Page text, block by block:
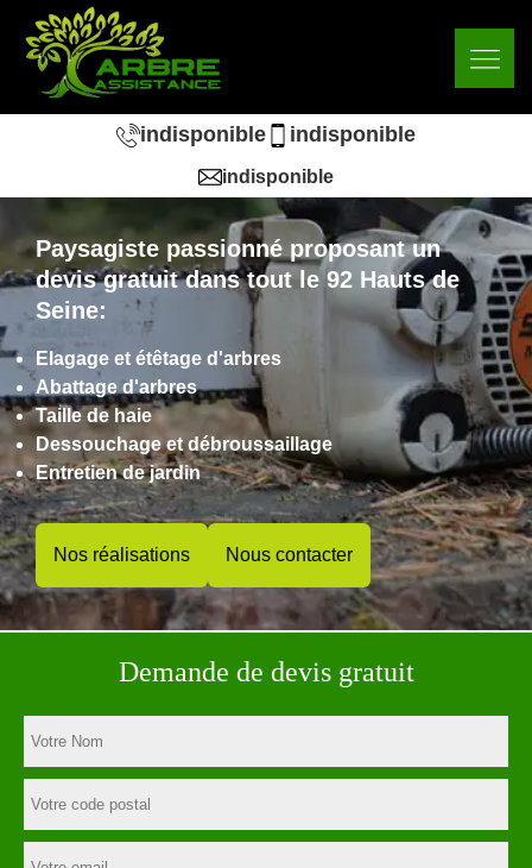
indisponible indisponible
indisponible
Paysagiste passionné proposant un
devis gratuit dans tout le 92 Hauts de
Seine:
Elagage et étêtage d'arbres
Abattage d'arbres
Taille de haie
Dessouchage et débroussaillage
Entretien de jardin
Nos réalisations Nous contacter
Demande de devis gratuit